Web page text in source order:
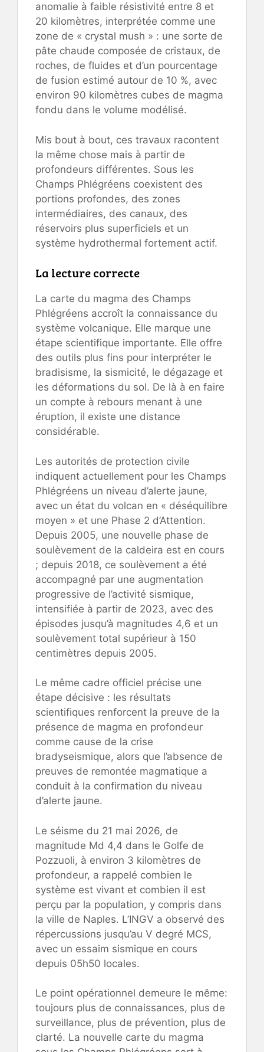
anomalie à faible résistivité entre 8 et
20 kilomètres, interprétée comme une
zone de « crystal mush » : une sorte de
pâte chaude composée de cristaux, de
roches, de fluides et d’un pourcentage
de fusion estimé autour de 10 %, avec
environ 90 kilomètres cubes de magma
fondu dans le volume modélisé.
Mis bout à bout, ces travaux racontent
la même chose mais à partir de
profondeurs différentes. Sous les
Champs Phlégréens coexistent des
portions profondes, des zones
intermédiaires, des canaux, des
réservoirs plus superficiels et un
système hydrothermal fortement actif.
La lecture correcte
La carte du magma des Champs
Phlégréens accroît la connaissance du
système volcanique. Elle marque une
étape scientifique importante. Elle offre
des outils plus fins pour interpréter le
bradisisme, la sismicité, le dégazage et
les déformations du sol. De là à en faire
un compte à rebours menant à une
éruption, il existe une distance
considérable.
Les autorités de protection civile
indiquent actuellement pour les Champs
Phlégréens un niveau d’alerte jaune,
avec un état du volcan en « déséquilibre
moyen » et une Phase 2 d’Attention.
Depuis 2005, une nouvelle phase de
soulèvement de la caldeira est en cours
; depuis 2018, ce soulèvement a été
accompagné par une augmentation
progressive de l’activité sismique,
intensifiée à partir de 2023, avec des
épisodes jusqu’à magnitudes 4,6 et un
soulèvement total supérieur à 150
centimètres depuis 2005.
Le même cadre officiel précise une
étape décisive : les résultats
scientifiques renforcent la preuve de la
présence de magma en profondeur
comme cause de la crise
bradyseismique, alors que l’absence de
preuves de remontée magmatique a
conduit à la confirmation du niveau
d’alerte jaune.
Le séisme du 21 mai 2026, de
magnitude Md 4,4 dans le Golfe de
Pozzuoli, à environ 3 kilomètres de
profondeur, a rappelé combien le
système est vivant et combien il est
perçu par la population, y compris dans
la ville de Naples. L’INGV a observé des
répercussions jusqu’au V degré MCS,
avec un essaim sismique en cours
depuis 05h50 locales.
Le point opérationnel demeure le même:
toujours plus de connaissances, plus de
surveillance, plus de prévention, plus de
clarté. La nouvelle carte du magma